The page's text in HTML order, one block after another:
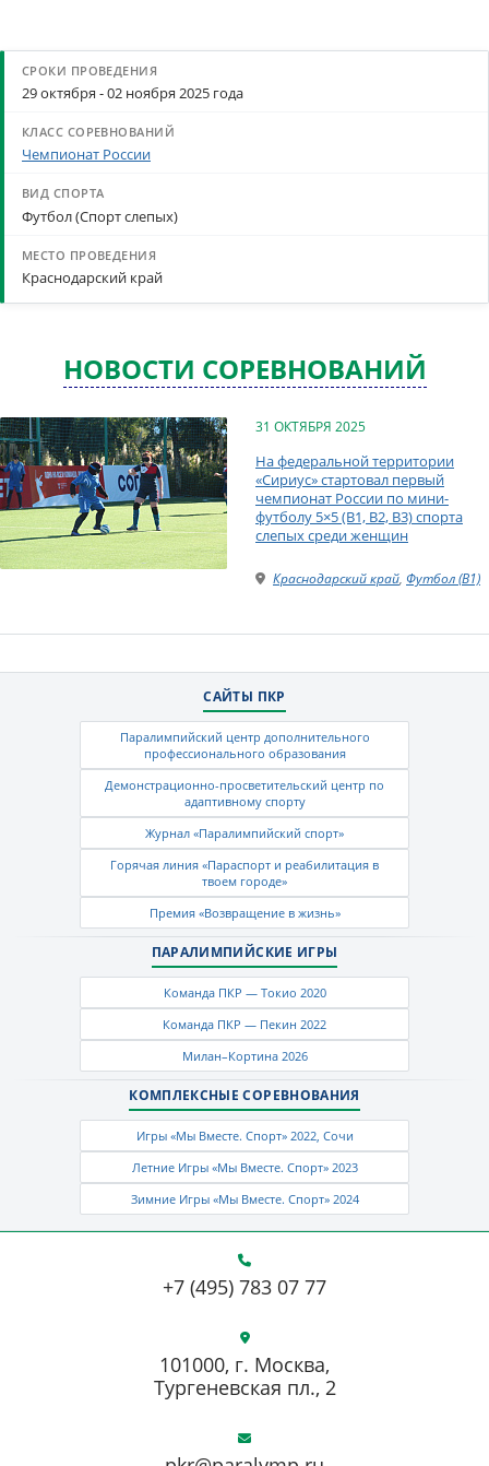
29 октября - 02 ноября 2025 года
Чемпионат России
Футбол (Спорт слепых)
Краснодарский край
НОВОСТИ СОРЕВНОВАНИЙ
31 ОКТЯБРЯ 2025
На федеральной территории
«Сириус» стартовал первый
чемпионат России по мини-
футболу 5×5 (В1, B2, B3) спорта
слепых среди женщин
Краснодарский край, Футбол (B1)
САЙТЫ ПКР
Паралимпийский центр дополнительного
профессионального образования
Демонстрационно-просветительский центр по
адаптивному спорту
Журнал «Паралимпийский спорт»
Горячая линия «Параспорт и реабилитация в
твоем городе»
Премия «Возвращение в жизнь»
ПАРАЛИМПИЙСКИЕ ИГРЫ
Команда ПКР — Токио 2020
Команда ПКР — Пекин 2022
Милан–Кортина 2026
КОМПЛЕКСНЫЕ СОРЕВНОВАНИЯ
Игры «Мы Вместе. Спорт» 2022, Сочи
Летние Игры «Мы Вместе. Спорт» 2023
Зимние Игры «Мы Вместе. Спорт» 2024
+7 (495) 783 07 77
101000, г. Москва,
Тургеневская пл., 2